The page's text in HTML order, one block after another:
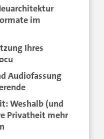
im
Ihres
Audiofassung
Weshalb (und
Privatheit mehr